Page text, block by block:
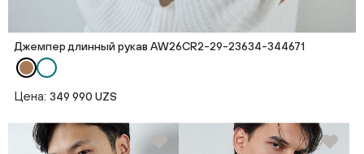
Джемпер длинный рукав AW26CR2-29-23634-344671
Цена: 349 990 UZS